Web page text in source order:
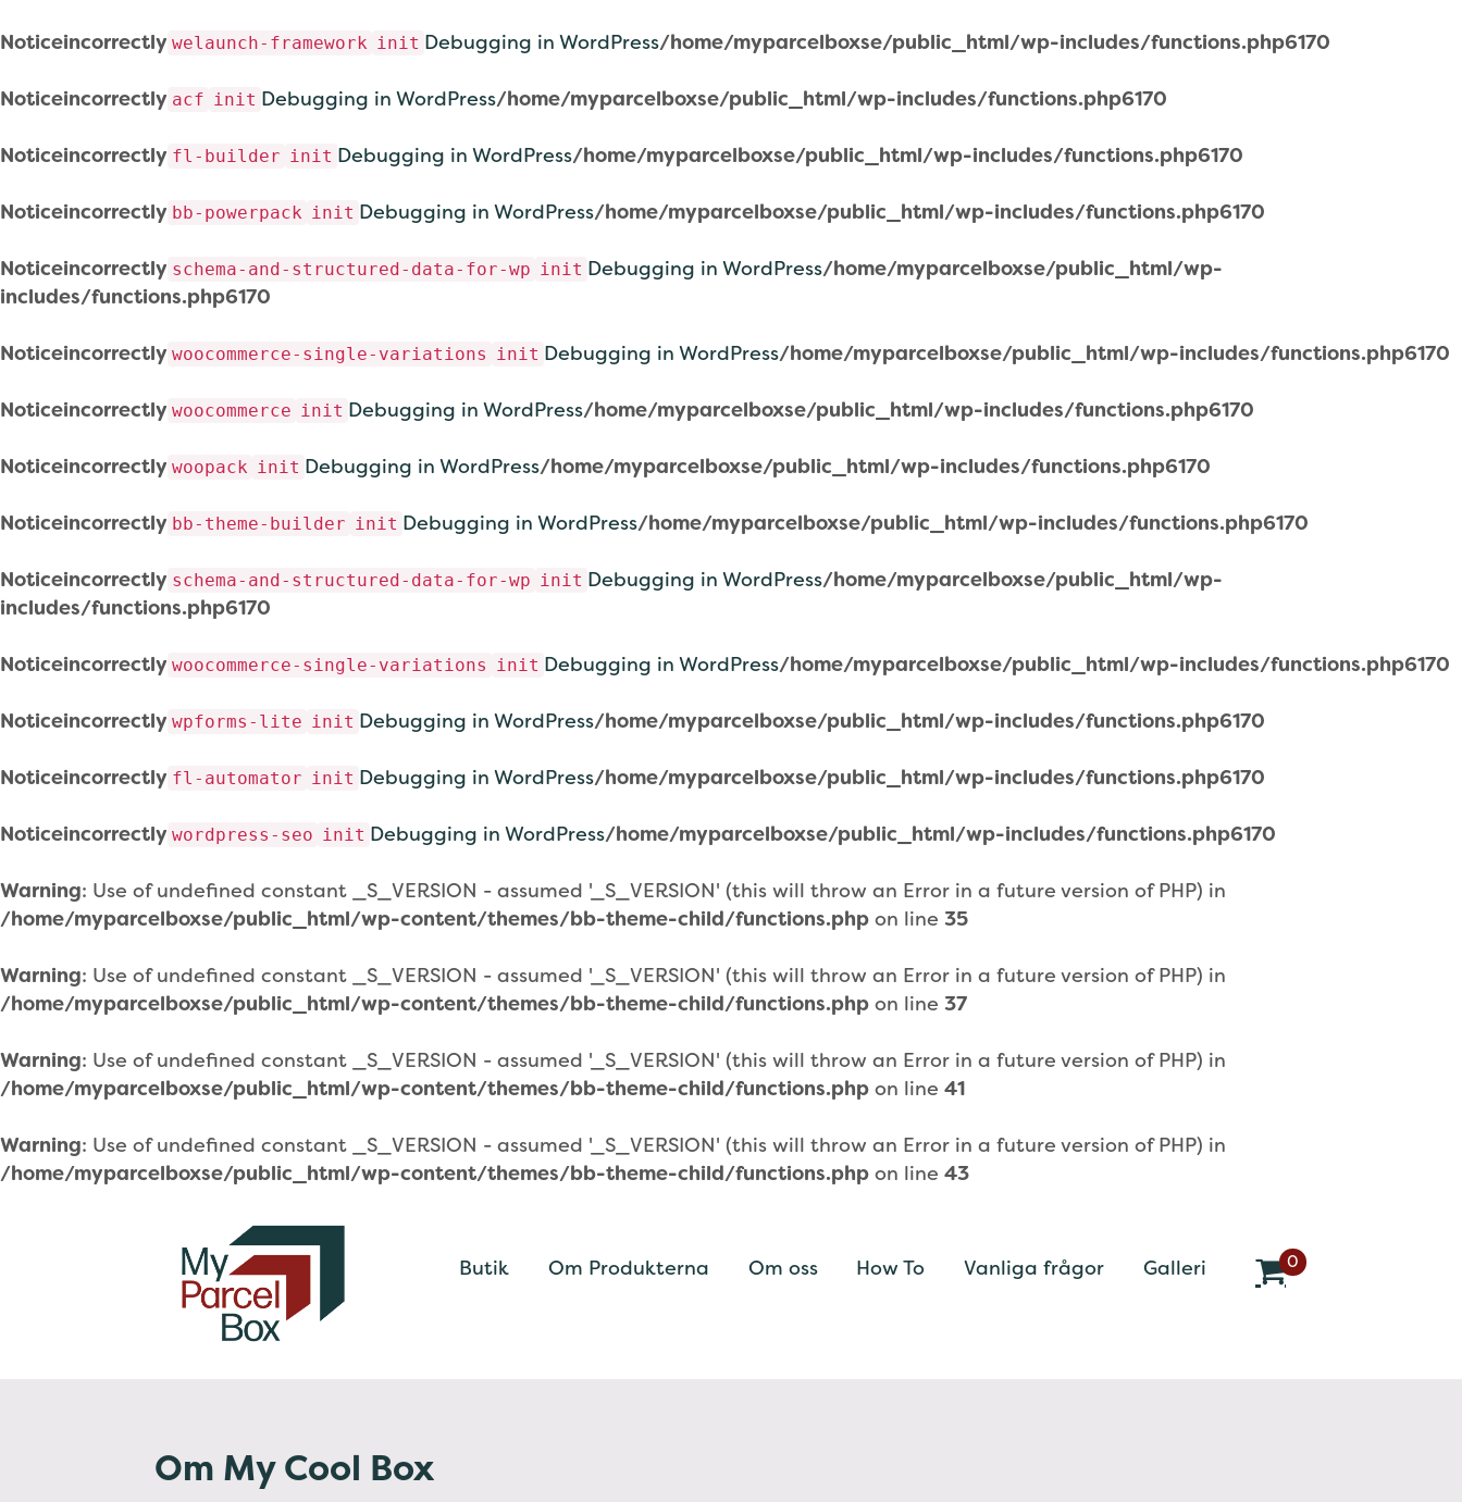
Noticeincorrectly welaunch-framework init Debugging in WordPress/home/myparcelboxse/public_html/wp-includes/functions.php6170
Noticeincorrectly acf init Debugging in WordPress/home/myparcelboxse/public_html/wp-includes/functions.php6170
Noticeincorrectly fl-builder init Debugging in WordPress/home/myparcelboxse/public_html/wp-includes/functions.php6170
Noticeincorrectly bb-powerpack init Debugging in WordPress/home/myparcelboxse/public_html/wp-includes/functions.php6170
Noticeincorrectly schema-and-structured-data-for-wp init Debugging in WordPress/home/myparcelboxse/public_html/wp-
includes/functions.php6170
Noticeincorrectly woocommerce-single-variations init Debugging in WordPress/home/myparcelboxse/public_html/wp-includes/functions.php6170
Noticeincorrectly woocommerce init Debugging in WordPress/home/myparcelboxse/public_html/wp-includes/functions.php6170
Noticeincorrectly woopack init Debugging in WordPress/home/myparcelboxse/public_html/wp-includes/functions.php6170
Noticeincorrectly bb-theme-builder init Debugging in WordPress/home/myparcelboxse/public_html/wp-includes/functions.php6170
Noticeincorrectly schema-and-structured-data-for-wp init Debugging in WordPress/home/myparcelboxse/public_html/wp-
includes/functions.php6170
Noticeincorrectly woocommerce-single-variations init Debugging in WordPress/home/myparcelboxse/public_html/wp-includes/functions.php6170
Noticeincorrectly wpforms-lite init Debugging in WordPress/home/myparcelboxse/public_html/wp-includes/functions.php6170
Noticeincorrectly fl-automator init Debugging in WordPress/home/myparcelboxse/public_html/wp-includes/functions.php6170
Noticeincorrectly wordpress-seo init Debugging in WordPress/home/myparcelboxse/public_html/wp-includes/functions.php6170
Warning: Use of undefined constant _S_VERSION - assumed '_S_VERSION' (this will throw an Error in a future version of PHP) in
/home/myparcelboxse/public_html/wp-content/themes/bb-theme-child/functions.php on line 35
Warning: Use of undefined constant _S_VERSION - assumed '_S_VERSION' (this will throw an Error in a future version of PHP) in
/home/myparcelboxse/public_html/wp-content/themes/bb-theme-child/functions.php on line 37
Warning: Use of undefined constant _S_VERSION - assumed '_S_VERSION' (this will throw an Error in a future version of PHP) in
/home/myparcelboxse/public_html/wp-content/themes/bb-theme-child/functions.php on line 41
Warning: Use of undefined constant _S_VERSION - assumed '_S_VERSION' (this will throw an Error in a future version of PHP) in
/home/myparcelboxse/public_html/wp-content/themes/bb-theme-child/functions.php on line 43
Butik Om Produkterna Om oss How To Vanliga frågor Galleri
0
Om My Cool Box